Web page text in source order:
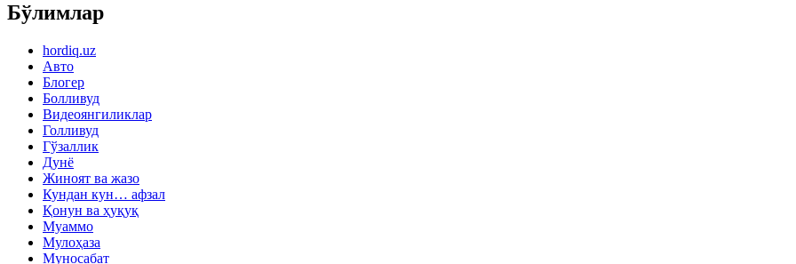
Бўлимлар
hordiq.uz
Авто
Блогер
Болливуд
Видеоянгиликлар
Голливуд
Гўзаллик
Дунё
Жиноят ва жазо
Кундан кун… афзал
Қонун ва ҳуқуқ
Муаммо
Мулоҳаза
Муносабат